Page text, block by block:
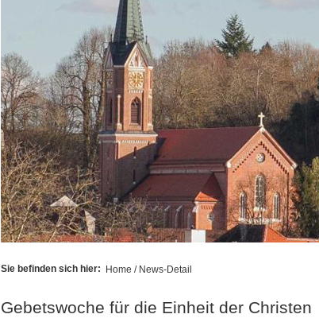
Sie befinden sich hier: Home / News-Detail
Gebetswoche für die Einheit der Christen